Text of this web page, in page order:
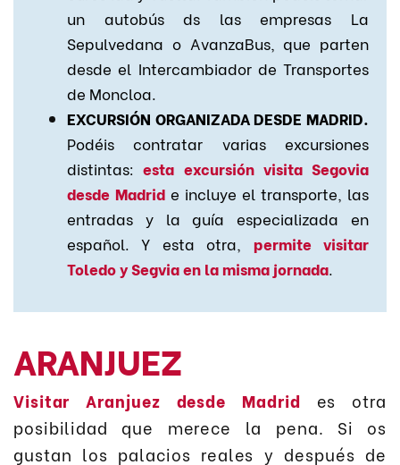
un autobús ds las empresas La
Sepulvedana o AvanzaBus, que parten
desde el Intercambiador de Transportes
de Moncloa.
EXCURSIÓN ORGANIZADA DESDE MADRID.
Podéis contratar varias excursiones
distintas: esta excursión visita Segovia
desde Madrid e incluye el transporte, las
entradas y la guía especializada en
español. Y esta otra, permite visitar
Toledo y Segvia en la misma jornada.
ARANJUEZ
Visitar Aranjuez desde Madrid es otra
posibilidad que merece la pena. Si os
gustan los palacios reales y después de